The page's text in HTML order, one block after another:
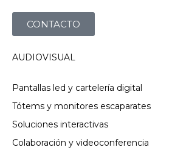
CONTACTO
AUDIOVISUAL
Pantallas led y cartelería digital
Tótems y monitores escaparates
Soluciones interactivas
Colaboración y videoconferencia